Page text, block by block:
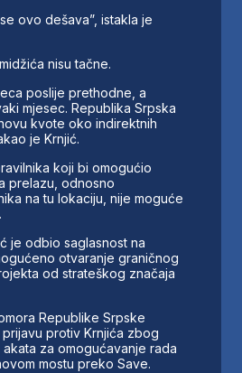
ovo dešava”, istakla je
nisu tačne.
poslije prethodne, a
mjesec. Republika Srpska
kvote oko indirektnih
je Krnjić.
koji bi omogućio
prelazu, odnosno
na tu lokaciju, nije moguće
je odbio saglasnost na
otvaranje graničnog
od strateškog značaja
Republike Srpske
protiv Krnjića zbog
za omogućavanje rada
mostu preko Save.